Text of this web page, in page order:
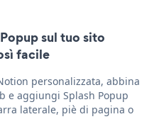
sul tuo sito
facile
personalizzata, abbina
e aggiungi Splash Popup
laterale, piè di pagina o